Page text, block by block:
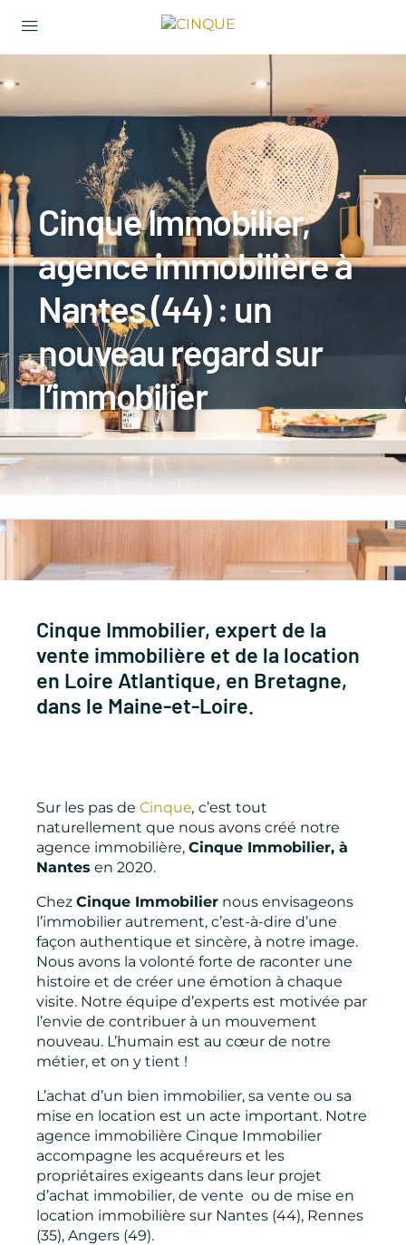
Cinque Immobilier,
agence immobilière à
Nantes (44) : un
nouveau regard sur
l’immobilier
Cinque Immobilier, expert de la
vente immobilière et de la location
en Loire Atlantique, en Bretagne,
dans le Maine-et-Loire.
Sur les pas de Cinque, c’est tout
naturellement que nous avons créé notre
agence immobilière, Cinque Immobilier, à
Nantes en 2020.
Chez Cinque Immobilier nous envisageons
l’immobilier autrement, c’est-à-dire d’une
façon authentique et sincère, à notre image.
Nous avons la volonté forte de raconter une
histoire et de créer une émotion à chaque
visite. Notre équipe d’experts est motivée par
l’envie de contribuer à un mouvement
nouveau. L’humain est au cœur de notre
métier, et on y tient !
L’achat d’un bien immobilier, sa vente ou sa
mise en location est un acte important. Notre
agence immobilière Cinque Immobilier
accompagne les acquéreurs et les
propriétaires exigeants dans leur projet
d’achat immobilier, de vente ou de mise en
location immobilière sur Nantes (44), Rennes
(35), Angers (49).